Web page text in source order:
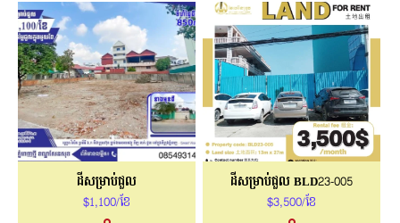
ដីសម្រាប់ជួល
$1,100/ខែ
ដីសម្រាប់ជួល BLD23-005
$3,500/ខែ